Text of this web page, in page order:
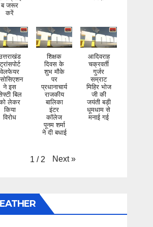
करें
वेलफेयर
एसोसिएशन
ने इस
सेफ्टी बिल
लेकर
किया
विरोध
शिक्षक
दिवस के
शुभ मौके
पर
प्रधानाचार्य
राजकीय
बालिका
इंटर
कॉलेज
पूनम शर्मा
ने दी बधाई
आदिवराह
चक्रवर्ती
गुर्जर
सम्राट
मिहिर भोज
जी की
जयंती बड़ी
धूमधाम से
मनाई गई